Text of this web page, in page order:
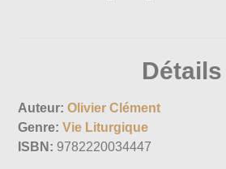
Détails
Auteur: Olivier Clément
Genre: Vie Liturgique
ISBN: 9782220034447